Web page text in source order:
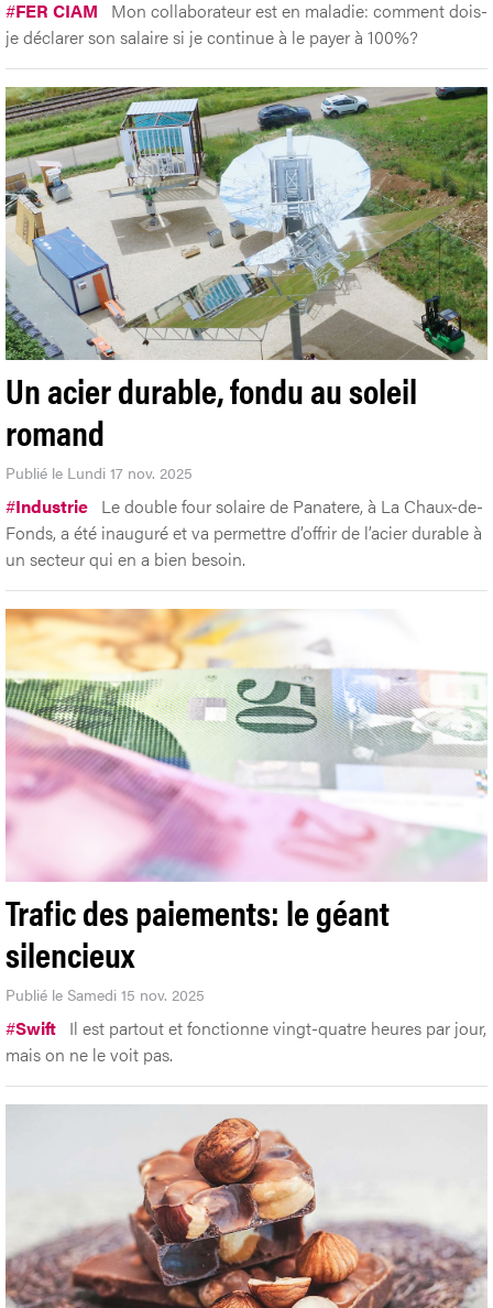
#FER CIAM
Mon collaborateur est en maladie: comment dois-
je déclarer son salaire si je continue à le payer à 100%?
Un acier durable, fondu au soleil
romand
Publié le Lundi 17 nov. 2025
#Industrie Le double four solaire de Panatere, à La Chaux-de-
Fonds, a été inauguré et va permettre d’offrir de l’acier durable à
un secteur qui en a bien besoin.
Trafic des paiements: le géant
silencieux
Publié le Samedi 15 nov. 2025
#Swift Il est partout et fonctionne vingt-quatre heures par jour,
mais on ne le voit pas.